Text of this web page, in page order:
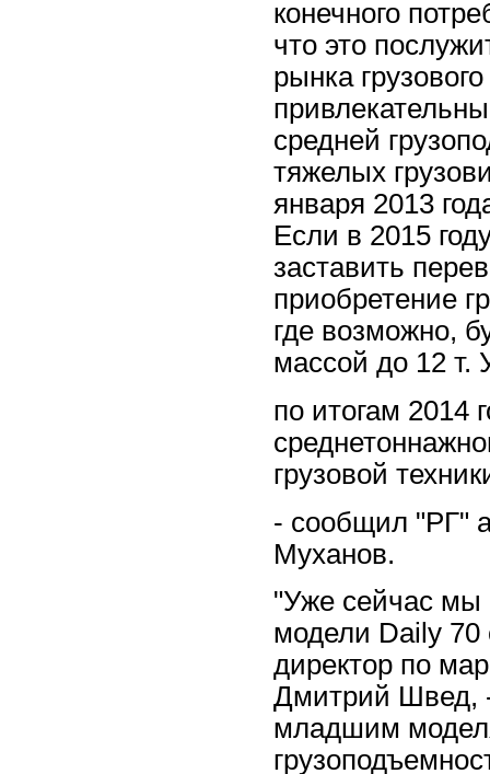
конечного
что это
рынка
средней
тяжелых
января 2013
Если в 2015
заставить
приобретение
где возможно,
массой до 12 т.
по итогам 2014
грузовой
- сообщил "РГ"
Муханов.
"Уже сейчас
модели Daily 70
директор по
Дмитрий Швед,
младшим